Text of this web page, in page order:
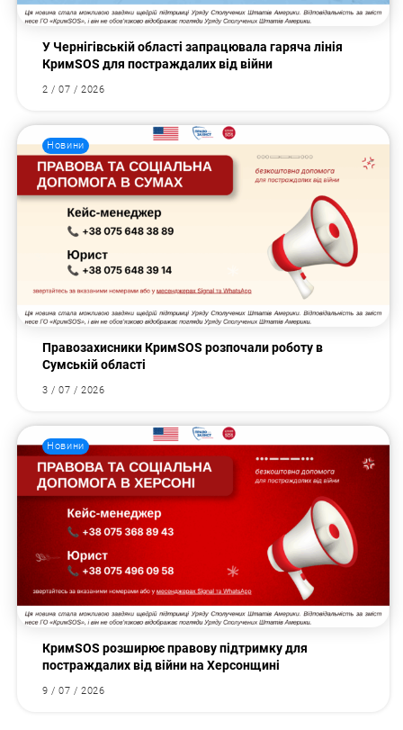
У Чернігівській області запрацювала гаряча лінія
КримSOS для постраждалих від війни
2 / 07 / 2026
Новини
Правозахисники КримSOS розпочали роботу в
Сумській області
3 / 07 / 2026
Новини
КримSOS розширює правову підтримку для
постраждалих від війни на Херсонщині
9 / 07 / 2026